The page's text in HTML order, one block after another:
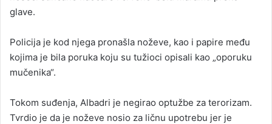
glave.
Policija je kod njega pronašla noževe, kao i papire među
kojima je bila poruka koju su tužioci opisali kao „oporuku
mučenika“.
Tokom suđenja, Albadri je negirao optužbe za terorizam.
Tvrdio je da je noževe nosio za ličnu upotrebu jer je